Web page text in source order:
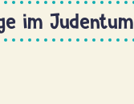
im Judentum